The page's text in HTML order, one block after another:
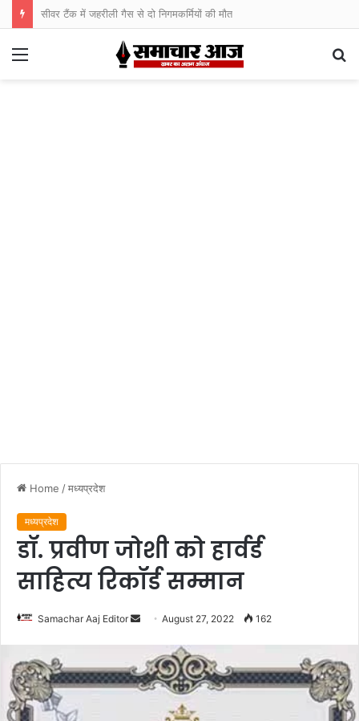
सीवर टैंक में जहरीली गैस से दो निगमकर्मियों की मौत
Menu
Home /मध्यप्रदेश
मध्यप्रदेश
डॉ. प्रवीण जोशी को हार्वर्ड
साहित्य रिकॉर्ड सम्मान
Samachar Aaj Editor
Send
email
August 27, 2022 162